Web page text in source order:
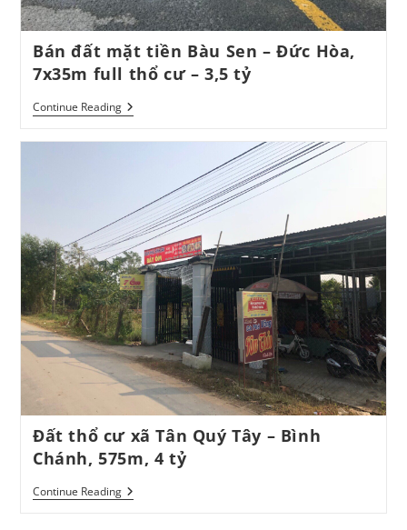
Bán đất mặt tiền Bàu Sen – Đức Hòa,
7x35m full thổ cư – 3,5 tỷ
Continue ReadingBán
Đất
Đức
Hòa,
7x35m
Full
Thổ
Cư
–
3,5
Tỷ
Đất thổ cư xã Tân Quý Tây – Bình
Chánh, 575m, 4 tỷ
Continue ReadingĐất
Thổ